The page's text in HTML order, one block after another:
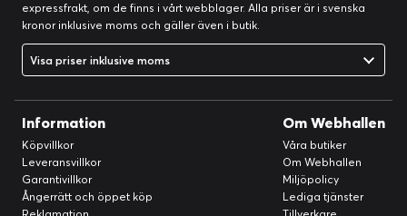
expressfrakt, om de finns i vårt webblager. Alla priser är i svenska
kronor inklusive moms och gäller även i butik.
Visa priser inklusive moms
Information
Köpvillkor
Leveransvillkor
Garantivillkor
Ångerrätt och öppet köp
Om Webhallen
Våra butiker
Om Webhallen
Miljöpolicy
Lediga tjänster